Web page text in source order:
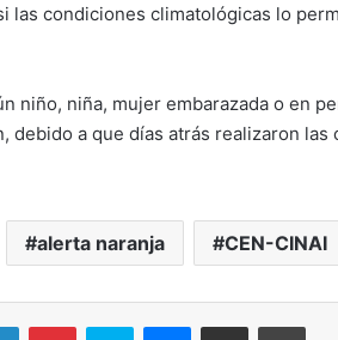
las condiciones climatológicas lo
niño, niña, mujer embarazada o en
debido a que días atrás realizaron
alerta naranja CEN-CINAI
LinkedInPinterestSkype MessengerCompartir por correo electrónico